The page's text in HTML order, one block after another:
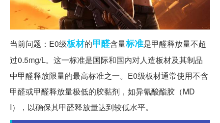
当前问题：E0级板材的甲醛含量标准是甲醛释放量不超
过0.5mg/L。这一标准是国际和国内对人造板材及其制品
中甲醛释放限量的最高标准之一。E0级板材通常使用不含
甲醛或甲醛释放量极低的胶黏剂，如异氰酸酯胶（MD
I），以确保其甲醛释放量达到较低水平。